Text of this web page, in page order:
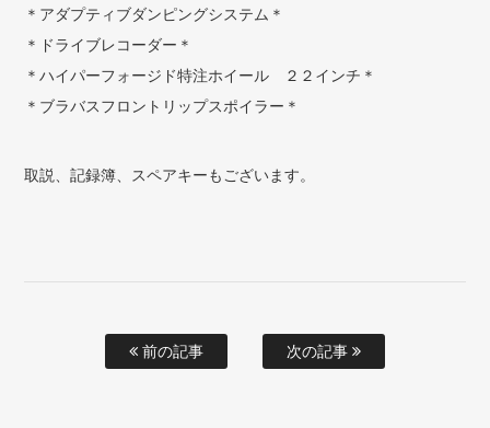
＊アダプティブダンピングシステム＊
＊ドライブレコーダー＊
＊ハイパーフォージド特注ホイール ２２インチ＊
＊ブラバスフロントリップスポイラー＊
​​​​​​​取説、記録簿、スペアキーもございます。
前の記事 次の記事